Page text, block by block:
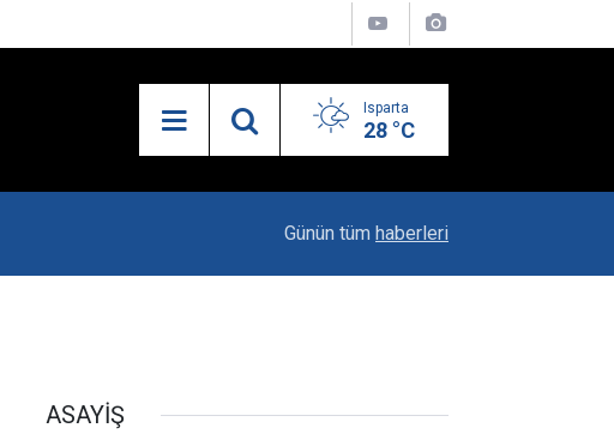
Isparta
28 °C
Uzaktan Hasta Değerlendirme Sistemi İle Yeni
Günün tüm haberleri
ASAYİŞ